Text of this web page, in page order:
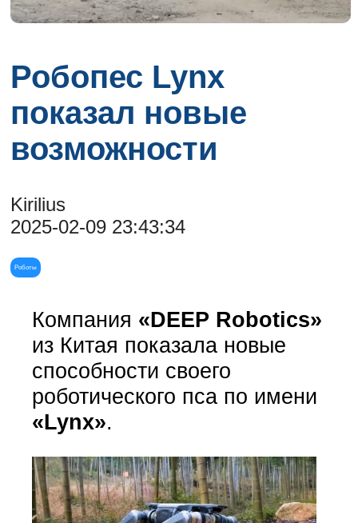
Робопес Lynx
показал новые
возможности
Kirilius
2025-02-09 23:43:34
Роботы
Компания «DEEP Robotics»
из Китая показала новые
способности своего
роботического пса по имени
«Lynx».